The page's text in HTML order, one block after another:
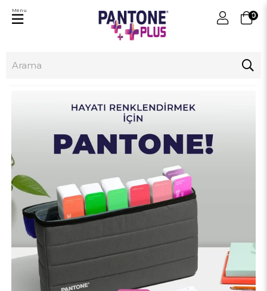
0
Menu